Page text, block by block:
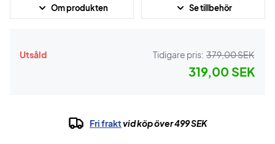
Om produkten Se tillbehör
Utsåld Tidigare pris: 379,00 SEK
319,00 SEK
Fri fraktvid köp över 499 SEK